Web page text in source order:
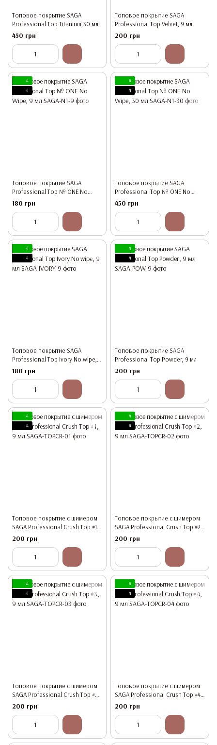
Топовое покрытие SAGA
Professional Top Titanium,30 мл
450 грн
Топовое покрытие SAGA
Professional Top Velvet, 9 мл
200 грн
4
4
Топовое покрытие SAGA
Professional Top № ONE No
Wipe, 9 мл
180 грн
4
4
Топовое покрытие SAGA
Professional Top № ONE No
Wipe, 30 мл
450 грн
4
4
Топовое покрытие SAGA
Professional Top Ivory No wipe, 9
мл
180 грн
4
4
Топовое покрытие SAGA
Professional Top Powder, 9 мл
200 грн
4
4
Топовое покрытие с шимером
SAGA Professional Crush Top #1,
9 мл
200 грн
4
4
Топовое покрытие с шимером
SAGA Professional Crush Top #2,
9 мл
200 грн
4
4
Топовое покрытие с шимером
SAGA Professional Crush Top #3,
9 мл
200 грн
4
4
Топовое покрытие с шимером
SAGA Professional Crush Top #4,
9 мл
200 грн